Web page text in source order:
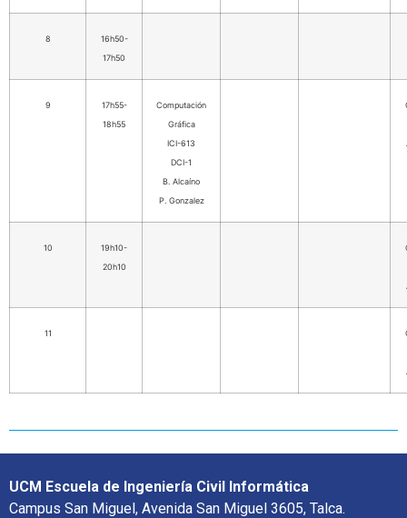
8
16h50-
17h50
9
17h55-
18h55
Computación
Gráfica
ICI-613
DCI-1
B. Alcaíno
P. Gonzalez
10
19h10-
20h10
11
UCM Escuela de Ingeniería Civil Informática
Campus San Miguel, Avenida San Miguel 3605, Talca.